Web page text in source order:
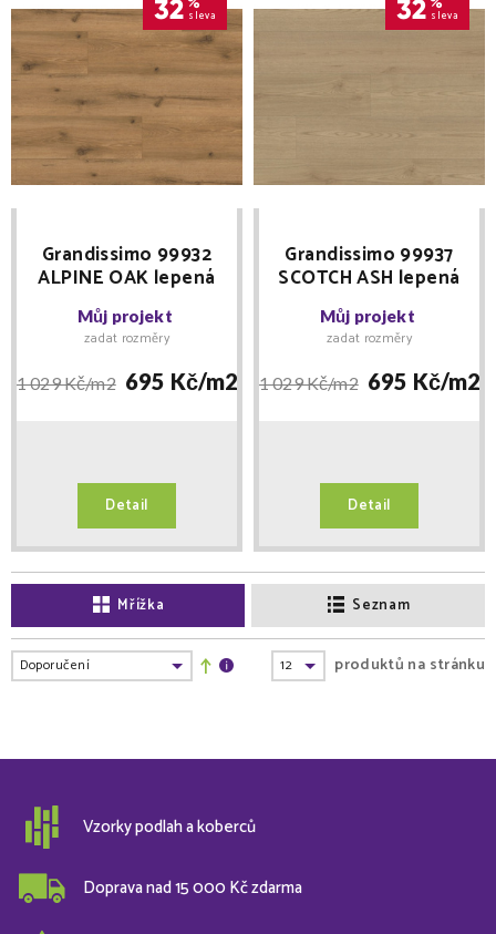
32 sleva
Grandissimo 99932
ALPINE OAK lepená
0,55 Floor Forever -
MNOŽSTEVNÍ SLEVY
Můj projekt
zadat rozměry
1 029 Kč/m2 695 Kč/m2
Detail
32 sleva
Grandissimo 99937
SCOTCH ASH lepená
0,55 Floor Forever -
MNOŽSTEVNÍ SLEVY
Můj projekt
zadat rozměry
1 029 Kč/m2 695 Kč/m2
Detail
Mřížka Seznam
produktů na stránku
Vzorky podlah a koberců
Doprava nad 15 000 Kč zdarma